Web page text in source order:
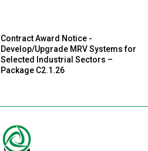
Contract Award Notice -
Develop/Upgrade MRV Systems for
Selected Industrial Sectors –
Package C2.1.26